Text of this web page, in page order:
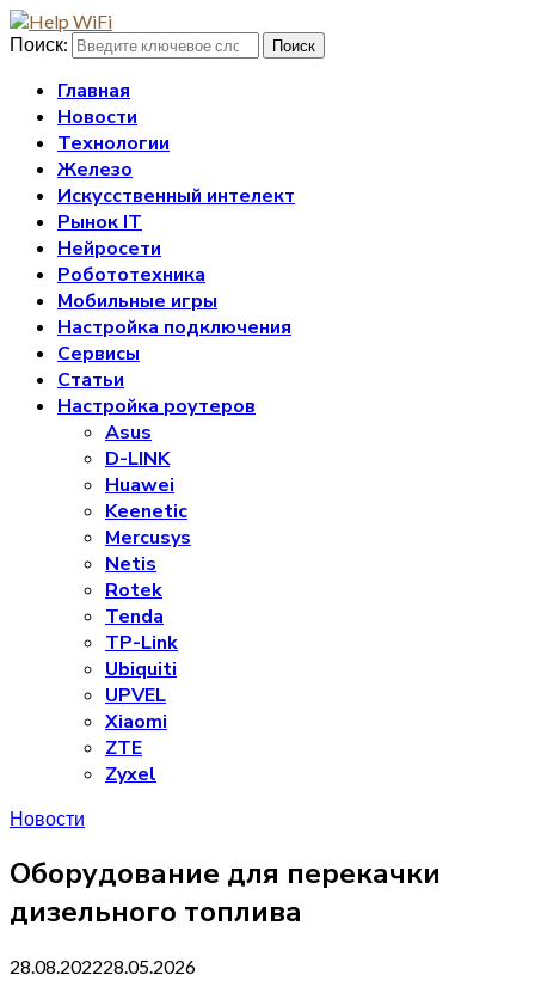
Поиск: Поиск
Главная
Новости
Технологии
Железо
Искусственный интелект
Рынок IT
Нейросети
Робототехника
Мобильные игры
Настройка подключения
Сервисы
Статьи
Настройка роутеров
Asus
D-LINK
Huawei
Keenetic
Mercusys
Netis
Rotek
Tenda
TP-Link
Ubiquiti
UPVEL
Xiaomi
ZTE
Zyxel
Новости
Оборудование для перекачки
дизельного топлива
28.08.202228.05.2026